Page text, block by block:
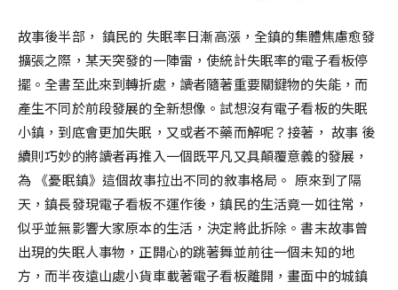
故事後半部， 鎮民的 失眠率日漸高漲，全鎮的集體焦慮愈發
擴張之際，某天突發的一陣雷，使統計失眠率的電子看板停
擺。全書至此來到轉折處，讀者隨著重要關鍵物的失能，而
產生不同於前段發展的全新想像。試想沒有電子看板的失眠
小鎮，到底會更加失眠，又或者不藥而解呢？接著， 故事 後
續則巧妙的將讀者再推入一個既平凡又具顛覆意義的發展，
為 《憂眠鎮》這個故事拉出不同的敘事格局。 原來到了隔
天，鎮長發現電子看板不運作後，鎮民的生活竟一如往常，
似乎並無影響大家原本的生活，決定將此拆除。書末故事曾
出現的失眠人事物，正開心的跳著舞並前往一個未知的地
方，而半夜遠山處小貨車載著電子看板離開，畫面中的城鎮